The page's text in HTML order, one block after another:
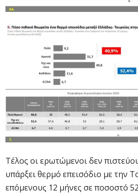
Τέλος οι ερωτώμενοι δεν
υπάρξει θερμό επεισόδιο με την
επόμενους 12 μήνες σε ποσοστό